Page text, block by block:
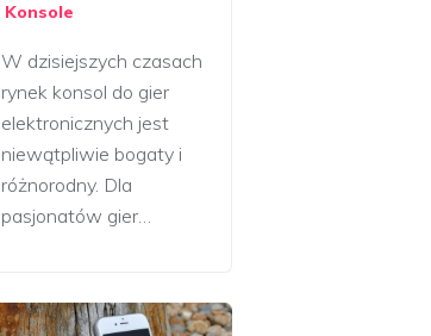
Konsole
W dzisiejszych czasach
rynek konsol do gier
elektronicznych jest
niewątpliwie bogaty i
różnorodny. Dla
pasjonatów gier…